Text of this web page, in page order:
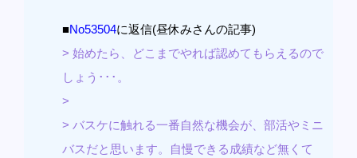
■No53504に返信(昼休みさんの記事)
> 始めたら、どこまでやれば認めてもらえるので
しょう･･･。
>
> バスケに触れる一番自然な機会が、部活やミニ
バスだと思います。自慢できる成績など無くて